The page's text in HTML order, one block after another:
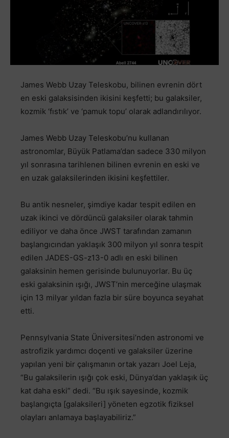
James Webb Uzay Teleskobu, bilinen evrenin dört
en eski galaksisinden ikisini keşfetti; bu galaksiler,
kozmik ‘fıstık’ ve ‘pamuk topu’ olarak adlandırılıyor.
James Webb Uzay Teleskobu’nu kullanan
astronomlar, Büyük Patlama’dan sadece 330 milyon
yıl sonrasına tarihlenen bilinen evrenin en eski ve
en uzak galaksilerinden ikisini keşfettiler.
Bu antik nesneler, şimdiye kadar tespit edilen en
uzak ikinci ve dördüncü galaksiler olarak tahmin
ediliyor ve daha önce JWST tarafından zamanın
başlangıcından yaklaşık 300 milyon yıl sonra tespit
edilen JADES-GS-z13-0 adlı en eski bilinen
galaksinin hemen gerisinde bulunuyorlar. Bu üç
eski galaksinin ışığı, JWST’nin merceğine ulaşmak
için 13 milyar yıldan fazla bir süre boyunca seyahat
etti.
Pennsylvania State Üniversitesi’nden astronomi ve
astrofizik yardımcı doçenti ve galaksiler üzerine
yapılan yeni bir çalışmanın ortak yazarı Joel Leja,
“Bu galaksilerin ışığı çok eski, Dünya’dan yaklaşık üç
kat daha eski” dedi. “Bu ışık sayesinde, kozmik
başlangıçta [galaksileri] yöneten egzotik fiziksel
olayları anlamaya başlayabiliriz.”